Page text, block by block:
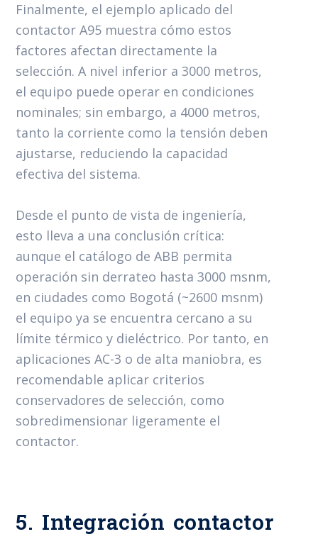
Finalmente, el ejemplo aplicado del
contactor A95 muestra cómo estos
factores afectan directamente la
selección. A nivel inferior a 3000 metros,
el equipo puede operar en condiciones
nominales; sin embargo, a 4000 metros,
tanto la corriente como la tensión deben
ajustarse, reduciendo la capacidad
efectiva del sistema.
Desde el punto de vista de ingeniería,
esto lleva a una conclusión crítica:
aunque el catálogo de ABB permita
operación sin derrateo hasta 3000 msnm,
en ciudades como Bogotá (~2600 msnm)
el equipo ya se encuentra cercano a su
límite térmico y dieléctrico. Por tanto, en
aplicaciones AC-3 o de alta maniobra, es
recomendable aplicar criterios
conservadores de selección, como
sobredimensionar ligeramente el
contactor.
5. Integración contactor